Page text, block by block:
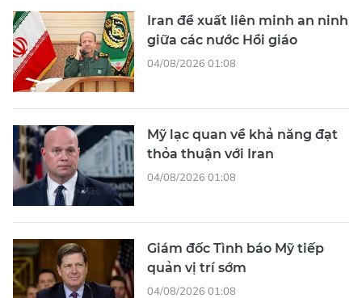
Iran đề xuất liên minh an ninh
giữa các nước Hồi giáo
04/08/2026 01:08
Mỹ lạc quan về khả năng đạt
thỏa thuận với Iran
04/08/2026 01:08
Giám đốc Tình báo Mỹ tiếp
quản vị trí sớm
04/08/2026 01:08